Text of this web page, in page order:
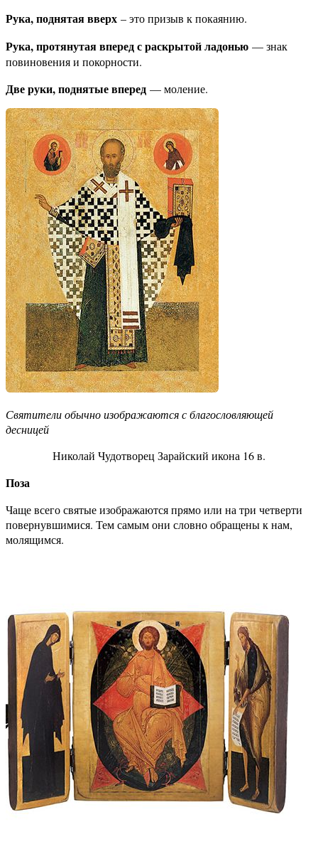
Рука, поднятая вверх – это призыв к покаянию.
Рука, протянутая вперед с раскрытой ладонью — знак
повиновения и покорности.
Две руки, поднятые вперед — моление.
Святители обычно изображаются с благословляющей
десницей
Николай Чудотворец Зарайский икона 16 в.
Поза
Чаще всего святые изображаются прямо или на три четверти
повернувшимися. Тем самым они словно обращены к нам,
молящимся.